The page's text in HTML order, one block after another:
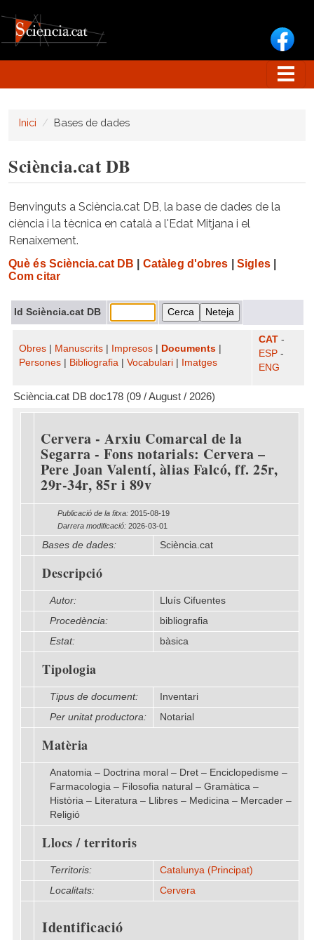
Inici Bases de dades
Sciència.cat DB
Benvinguts a Sciència.cat DB, la base de dades de la
ciència i la tècnica en català a l'Edat Mitjana i el
Renaixement.
Què és Sciència.cat DB Catàleg d'obres Sigles|
Com citar
Id Sciència.cat DB
Obres Manuscrits Impresos Documents
Persones
Bibliografia Vocabulari Imatges
CAT -
ESP -
ENG
Sciència.cat DB doc178 (09 / August / 2026)
Cervera - Arxiu Comarcal de la
Segarra - Fons notarials: Cervera –
Pere Joan Valentí, àlias Falcó, ff. 25r,
29r-34r, 85r i 89v
Publicació de la fitxa: 2015-08-19
Darrera modificació: 2026-03-01
Bases de dades: Sciència.cat
Descripció
Autor:
Lluís Cifuentes
Procedència:
bibliografia
Estat:
bàsica
Tipologia
Tipus de document:
Inventari
Per unitat productora:
Notarial
Matèria
Anatomia – Doctrina moral – Dret – Enciclopedisme –
Farmacologia – Filosofia natural – Gramàtica –
Història – Literatura – Llibres – Medicina – Mercader –
Religió
Llocs / territoris
Territoris:
Catalunya (Principat)
Localitats:
Cervera
Identificació